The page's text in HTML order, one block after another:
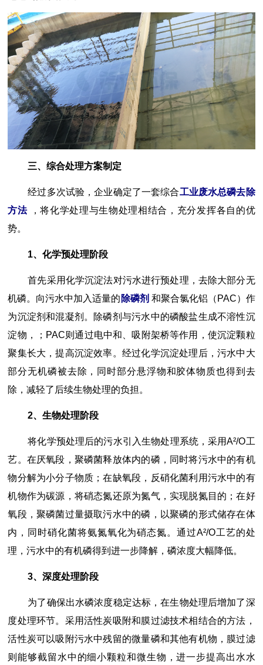
三、综合处理方案制定
经过多次试验，企业确定了一套综合工业废水总磷去除
方法
，将化学处理与生物处理相结合，充分发挥各自的优
势。
1、化学预处理阶段
首先采用化学沉淀法对污水进行预处理，去除大部分无
机磷。向污水中加入适量的 除磷剂 和聚合氯化铝（PAC）作
为沉淀剂和混凝剂。除磷剂与污水中的磷酸盐生成不溶性沉
淀物，；PAC则通过电中和、吸附架桥等作用，使沉淀颗粒
聚集长大，提高沉淀效率。经过化学沉淀处理后，污水中大
部分无机磷被去除，同时部分悬浮物和胶体物质也得到去
除，减轻了后续生物处理的负担。
2、生物处理阶段
将化学预处理后的污水引入生物处理系统，采用A²/O工
艺。在厌氧段，聚磷菌释放体内的磷，同时将污水中的有机
物分解为小分子物质；在缺氧段，反硝化菌利用污水中的有
机物作为碳源，将硝态氮还原为氮气，实现脱氮目的；在好
氧段，聚磷菌过量摄取污水中的磷，以聚磷的形式储存在体
内，同时硝化菌将氨氮氧化为硝态氮。通过A²/O工艺的处
理，污水中的有机磷得到进一步降解，磷浓度大幅降低。
3、深度处理阶段
为了确保出水磷浓度稳定达标，在生物处理后增加了深
度处理环节。采用活性炭吸附和膜过滤技术相结合的方法，
活性炭可以吸附污水中残留的微量磷和其他有机物，膜过滤
则能够截留水中的细小颗粒和微生物，进一步提高出水水